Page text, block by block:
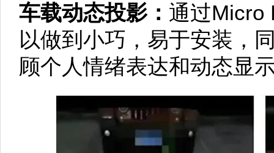
车载动态投影： 通过Micro
以做到小巧，易于安装，
顾个人情绪表达和动态显